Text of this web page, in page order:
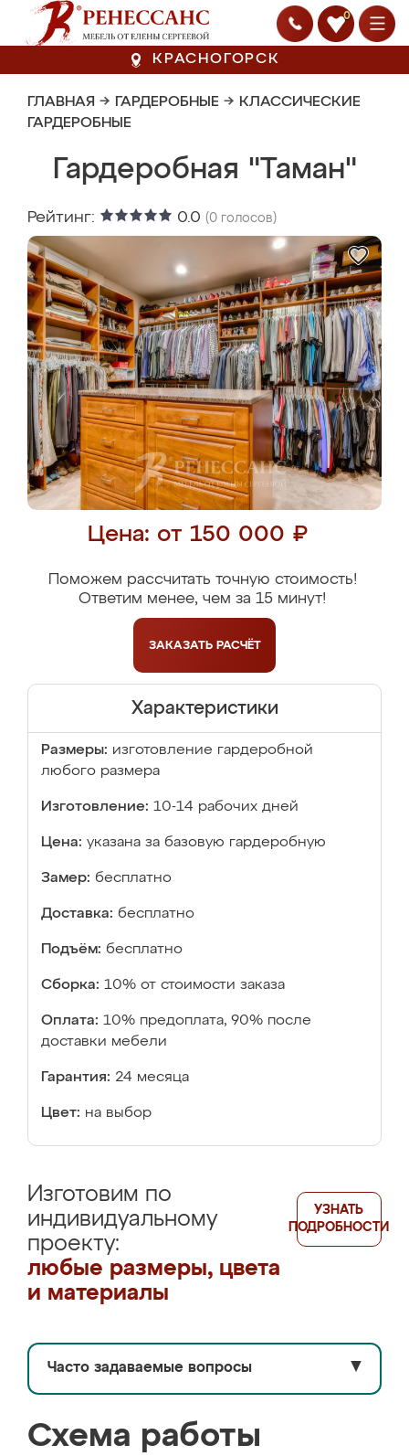
0
КРАСНОГОРСК
ГЛАВНАЯ → ГАРДЕРОБНЫЕ → КЛАССИЧЕСКИЕ
ГАРДЕРОБНЫЕ
Гардеробная "Таман"
Рейтинг: 0.0 (0 голосов)
Цена: от 150 000 ₽
Поможем рассчитать точную стоимость!
Ответим менее, чем за 15 минут!
ЗАКАЗАТЬ РАСЧЁТ
Характеристики
Размеры: изготовление гардеробной
любого размера
Изготовление: 10-14 рабочих дней
Цена: указана за базовую гардеробную
Замер: бесплатно
Доставка: бесплатно
Подъём: бесплатно
Сборка: 10% от стоимости заказа
Оплата: 10% предоплата, 90% после
доставки мебели
Гарантия: 24 месяца
Цвет: на выбор
Изготовим по
индивидуальному
проекту:
любые размеры, цвета
и материалы
УЗНАТЬ
ПОДРОБНОСТИ
Часто задаваемые вопросы ▼
Схема работы